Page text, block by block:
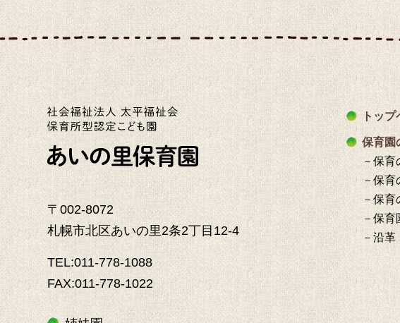
〒002-8072
札幌市北区あいの里2条2丁目12-4
TEL:011-778-1088
FAX:011-778-1022
トッ
保育園
－保育
－保育
－保育
－保育
－沿革